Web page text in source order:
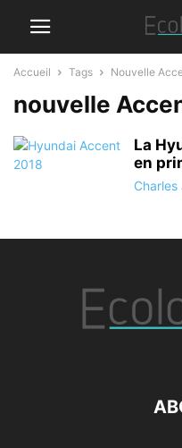
Accueil Tags Nouvelle
nouvelle
La
en